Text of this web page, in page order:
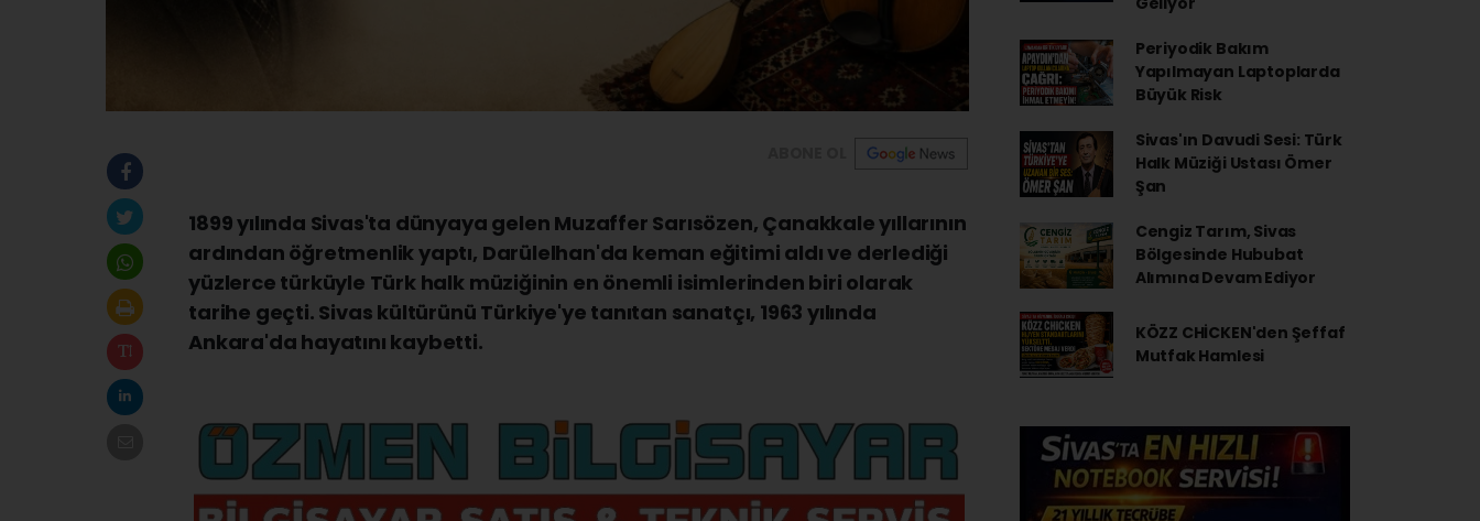
1899 yılında Sivas'ta dünyaya gelen Muzaffer Sarısözen, Çanakkale yıllarının
ardından öğretmenlik yaptı, Darülelhan'da keman eğitimi aldı ve derlediği
yüzlerce türküyle Türk halk müziğinin en önemli isimlerinden biri olarak
tarihe geçti. Sivas kültürünü Türkiye'ye tanıtan sanatçı, 1963 yılında
Ankara'da hayatını kaybetti.
Periyodik Bakım
Yapılmayan Laptoplarda
Büyük Risk
Sivas'ın Davudi Sesi: Türk
Halk Müziği Ustası Ömer
Şan
Cengiz Tarım, Sivas
Bölgesinde Hububat
Alımına Devam Ediyor
KÖZZ CHİCKEN'den Şeffaf
Mutfak Hamlesi